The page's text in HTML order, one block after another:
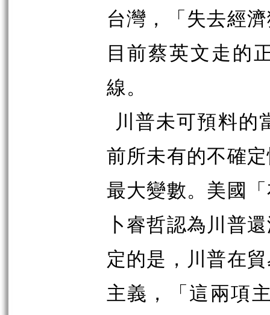
台灣，「失去經
目前蔡英文走的
線。
川普未可預料的
前所未有的不確
最大變數。美國
卜睿哲認為川普
定的是，川普在
主義，「這兩項